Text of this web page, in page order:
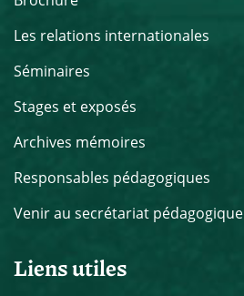
Les relations internationales
Séminaires
Stages et exposés
Archives mémoires
Responsables pédagogiques
Venir au secrétariat pédagogique
Liens utiles